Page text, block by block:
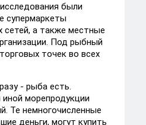
были
супермаркеты
сетей, а также местные
Под рыбный
точек во всех
- рыба есть.
морепродукции
Те немногочисленные
деньги, могут купить